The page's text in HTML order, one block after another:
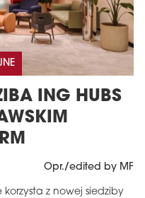
ING HUBS
Opr./edited by MF
korzysta z nowej siedziby